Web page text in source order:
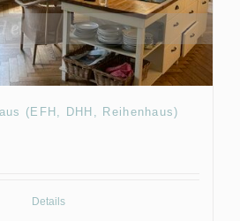
(EFH, DHH, Reihenhaus)
Details